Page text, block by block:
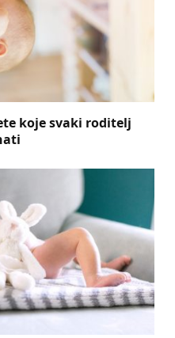
koje svaki roditelj